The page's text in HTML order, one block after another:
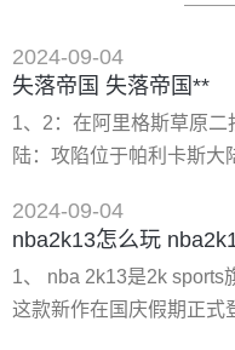
2024-09-04
失落帝国 失落帝国**
1、2：在阿里格斯草原
陆：攻陷位于帕利卡斯大
回被比安残兵占领的普利
帕普尼利占领的科洛普城
于科洛普北面的帕普尼利
标出来，后期任务太杂，
2024-09-04
nba2k13怎么玩
1、 nba 2k13是2k sports
这款新作在国庆假期正式